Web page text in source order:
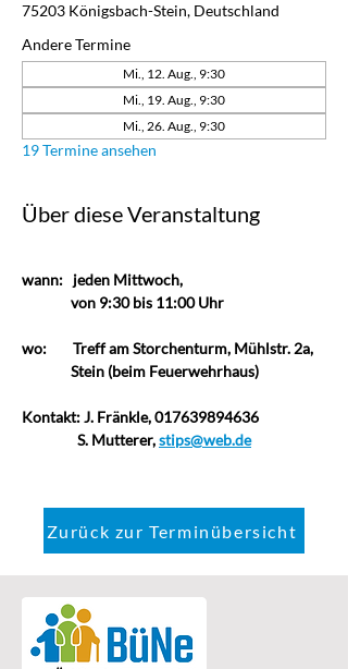
75203 Königsbach-Stein, Deutschland
Andere Termine
Mi., 12. Aug., 9:30
Mi., 19. Aug., 9:30
Mi., 26. Aug., 9:30
19 Termine ansehen
Über diese Veranstaltung
wann:   jeden Mittwoch,
von 9:30 bis 11:00 Uhr
wo:
Treff am Storchenturm, Mühlstr. 2a,
Stein (beim Feuerwehrhaus)
Kontakt: J. Fränkle, 017639894636
S. Mutterer, stips@web.de
Zurück zur Terminübersicht